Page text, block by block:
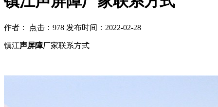
作者： 点击：978 发布时间：2022-02-28
镇江声屏障厂家联系方式